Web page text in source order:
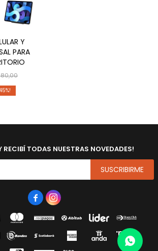
Y
PARA
80,00
RECIBÍ TODAS NUESTRAS NOVEDADES!
SUSCRIBIRME
 